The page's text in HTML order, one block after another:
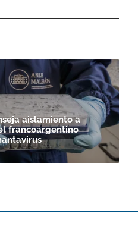
aislamiento a
francoargentino